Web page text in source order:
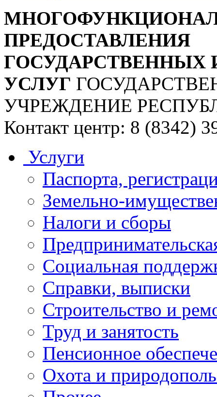
ПРЕДОСТАВЛЕНИЯ
УСЛУГ
УЧРЕЖДЕНИЕ
Контакт центр: 8 (8342)
Услуги
Паспорта,
Земельно-
Налоги и сборы
Социальная
Справки, выписки
Строительство и
Труд и занятость
Пенсионное
Охота и